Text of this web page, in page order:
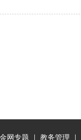
金网专题 教务管理